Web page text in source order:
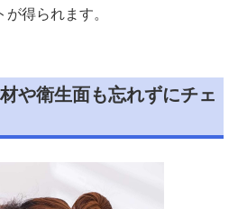
得られます。
や衛生面も忘れずにチェ